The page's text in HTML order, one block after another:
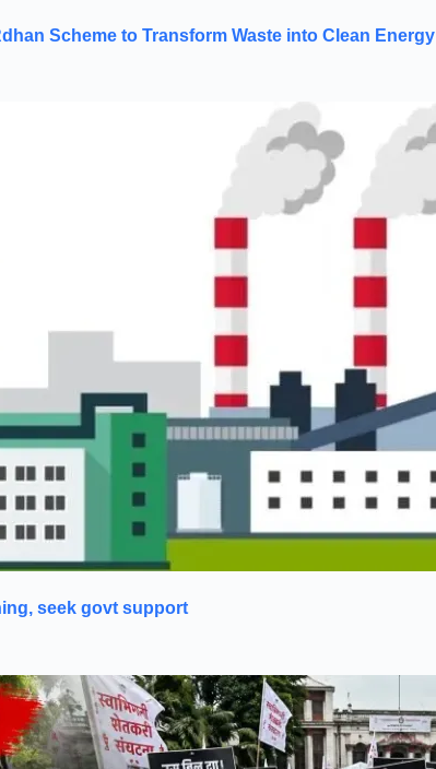
Scheme to Transform Waste into Clean Energy
seek govt support